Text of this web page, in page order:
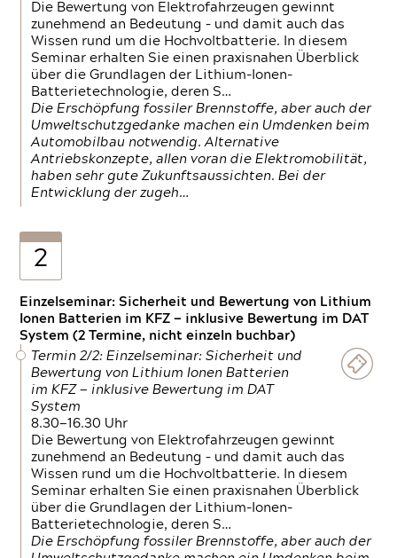
Die Bewertung von Elektrofahrzeugen gewinnt
zunehmend an Bedeutung – und damit auch das
Wissen rund um die Hochvoltbatterie. In diesem
Seminar erhalten Sie einen praxisnahen Überblick
über die Grundlagen der Lithium-Ionen-
Batterietechnologie, deren S…
Die Erschöpfung fossiler Brennstoffe, aber auch der
Umweltschutzgedanke machen ein Umdenken beim
Automobilbau notwendig. Alternative
Antriebskonzepte, allen voran die Elektromobilität,
haben sehr gute Zukunftsaussichten. Bei der
Entwicklung der zugeh…
2
Einzelseminar: Sicherheit und Bewertung von Lithium
Ionen Batterien im KFZ — inklusive Bewertung im DAT
System (2 Termine, nicht einzeln buchbar)
Termin 2/2: Einzelseminar: Sicherheit und
Bewertung von Lithium Ionen Batterien
im KFZ — inklusive Bewertung im DAT
System
8.30—16.30 Uhr
Die Bewertung von Elektrofahrzeugen gewinnt
zunehmend an Bedeutung – und damit auch das
Wissen rund um die Hochvoltbatterie. In diesem
Seminar erhalten Sie einen praxisnahen Überblick
über die Grundlagen der Lithium-Ionen-
Batterietechnologie, deren S…
Die Erschöpfung fossiler Brennstoffe, aber auch der